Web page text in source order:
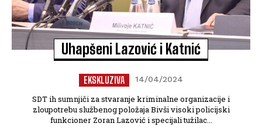
Uhapšeni Lazović i Katnić
EKSKLUZIVA 14/04/2024
SDT ih sumnjiči za stvaranje kriminalne organizacije i
zloupotrebu službenog položaja Bivši visoki policijski
funkcioner Zoran Lazović i specijali tužilac...